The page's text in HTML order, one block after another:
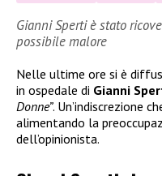
Gianni Sperti è stato
possibile malore
Nelle ultime ore si è
in ospedale di Gianni
Donne”. Un’indiscrezione
alimentando la
dell’opinionista.